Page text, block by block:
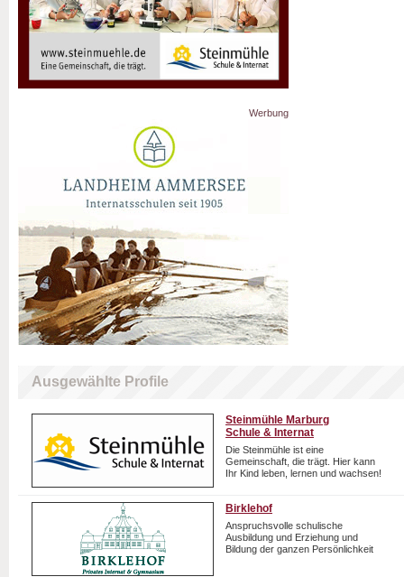
Werbung
Ausgewählte Profile
Steinmühle Marburg
Schule & Internat
Die Steinmühle ist eine
Gemeinschaft, die trägt. Hier kann
Ihr Kind leben, lernen und wachsen!
Birklehof
Anspruchsvolle schulische
Ausbildung und Erziehung und
Bildung der ganzen Persönlichkeit